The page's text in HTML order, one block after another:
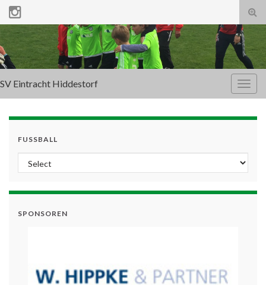
SV Eintracht Hiddestorf
FUSSBALL
SPONSOREN